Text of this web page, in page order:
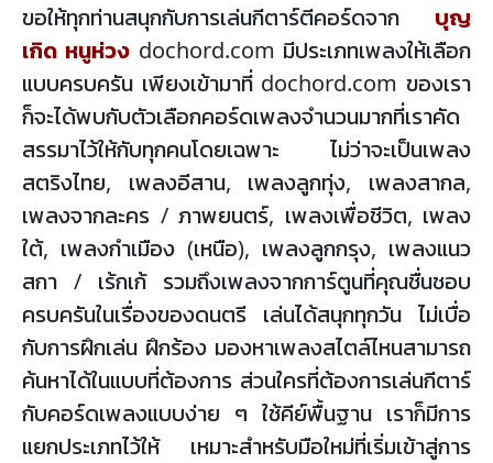
ขอให้ทุกท่านสนุกกับการเล่นกีตาร์ตีคอร์ดจาก บุญ
เกิด หนูห่วง dochord.com มีประเภทเพลงให้เลือก
แบบครบครัน เพียงเข้ามาที่ dochord.com ของเรา
ก็จะได้พบกับตัวเลือกคอร์ดเพลงจำนวนมากที่เราคัด
สรรมาไว้ให้กับทุกคนโดยเฉพาะ ไม่ว่าจะเป็นเพลง
สตริงไทย, เพลงอีสาน, เพลงลูกทุ่ง, เพลงสากล,
เพลงจากละคร / ภาพยนตร์, เพลงเพื่อชีวิต, เพลง
ใต้, เพลงกำเมือง (เหนือ), เพลงลูกกรุง, เพลงแนว
สกา / เร้กเก้ รวมถึงเพลงจากการ์ตูนที่คุณชื่นชอบ
ครบครันในเรื่องของดนตรี เล่นได้สนุกทุกวัน ไม่เบื่อ
กับการฝึกเล่น ฝึกร้อง มองหาเพลงสไตล์ไหนสามารถ
ค้นหาได้ในแบบที่ต้องการ ส่วนใครที่ต้องการเล่นกีตาร์
กับคอร์ดเพลงแบบง่าย ๆ ใช้คีย์พื้นฐาน เราก็มีการ
แยกประเภทไว้ให้ เหมาะสำหรับมือใหม่ที่เริ่มเข้าสู่การ